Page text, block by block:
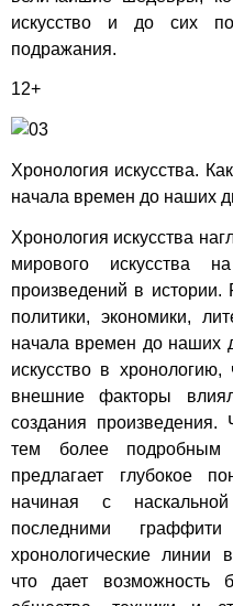
искусство и до сих
подражания.
12+
Хронология искусства.
начала времен до наших
Хронология искусства
мирового искусства
произведений в истории.
политики, экономики,
начала времен до наших
искусство в хронологию,
внешние факторы
создания
тем более подробным
предлагает глубокое
начиная с
последними
хронологические линии
что дает возможность